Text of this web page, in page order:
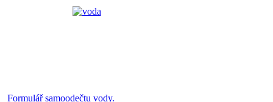
Formulář samoodečtu vody.